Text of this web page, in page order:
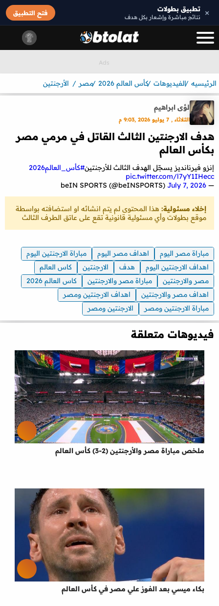
× تطبيق بطولات
نتائج مباشرة وإشعار بكل هدف
فتح التطبيق
الرئيسيه الفيديوهات كأس العالم 2026 مصر الأرجنتين
لؤى ابراهيم
الثلاثاء , 7 يوليو 2026 ,9:03 م
هدف الارجنتين الثالث القاتل في مرمي مصر
بكأس العالم
إنزو فيرنانديز يسجّل الهدف الثالث للأرجنتين#كأس_العالم2026
pic.twitter.com/l7yY1IHecc
— beIN SPORTS (@beINSPORTS)
July 7, 2026
إخلاء مسئولية: هذا المحتوى لم يتم انشائه او استضافته بواسطة
موقع بطولات وأي مسئولية قانونية تقع على عاتق الطرف الثالث
مباراة مصر اليوم اهداف مصر اليوم
مباراة الارجنتين اليوم
اهداف الارجنتين اليوم
هدف الارجنتين
كاس العالم
مصر والارجنتين
مباراة مصر والارجنتين
كاس العالم 2026
اهداف مصر والارجنتين
اهداف الارجنتين ومصر
مباراة الارجنتين ومصر
الارجنتين ومصر
فيديوهات متعلقة
ملخص مباراة مصر والأرجنتين (2-3) كأس العالم
بكاء ميسي بعد الفوز علي مصر في كأس العالم